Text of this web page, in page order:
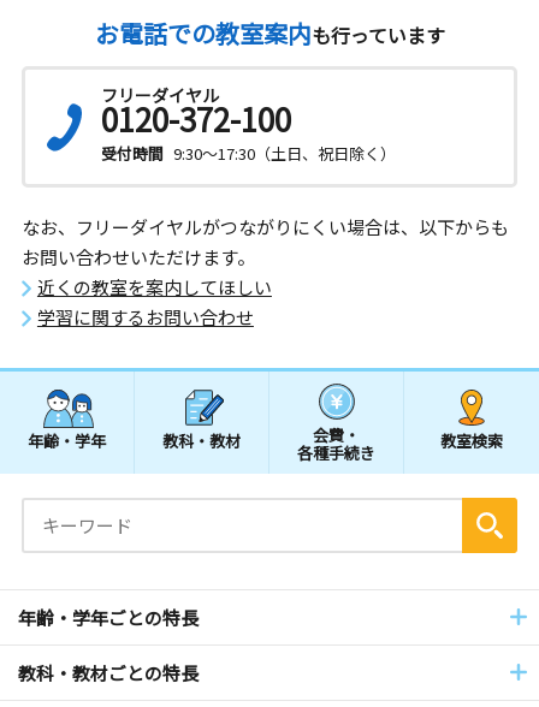
お電話での教室案内も行っています
フリーダイヤル
0120-372-100
受付時間 9:30～17:30（土日、祝日除く）
なお、フリーダイヤルがつながりにくい場合は、以下からも
お問い合わせいただけます。
近くの教室を案内してほしい
学習に関するお問い合わせ
年齢・学年 教科・教材 会費・
各種手続き
教室検索
年齢・学年ごとの特長
教科・教材ごとの特長